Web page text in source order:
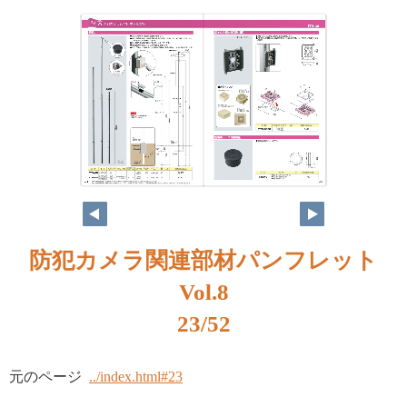
防犯カメラ関連部材パンフレット
Vol.8
23/52
元のページ ../index.html#23